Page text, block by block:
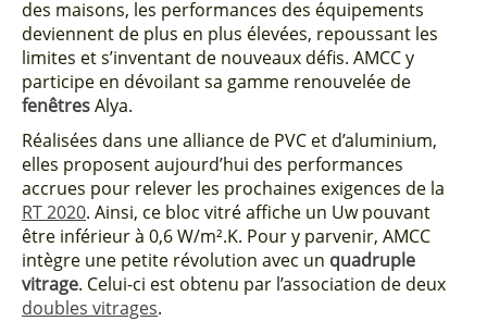
des maisons, les performances des équipements
deviennent de plus en plus élevées, repoussant les
limites et s’inventant de nouveaux défis. AMCC y
participe en dévoilant sa gamme renouvelée de
fenêtresAlya.
Réalisées dans une alliance de PVC et d’aluminium,
elles proposent aujourd’hui des performances
accrues pour relever les prochaines exigences de la
RT 2020. Ainsi, ce bloc vitré affiche un Uw pouvant
être inférieur à 0,6 W/m².K. Pour y parvenir, AMCC
intègre une petite révolution avec un quadruple
vitrage. Celui-ci est obtenu par l’association de deux
doubles vitrages.